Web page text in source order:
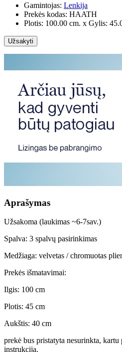
Gamintojas: Lenkija
Prekės kodas: HAATH
Plotis: 100.00 cm. x Gylis:
Užsakyti
Aprašymas
Užsakoma (laukimas ~6-7sav.)
Spalva: 3 spalvų pasirinkimas
Medžiaga: velvetas / chromuotas
Prekės išmatavimai:
Ilgis: 100 cm
Plotis: 45 cm
Aukštis: 40 cm
prekė bus pristatyta nesurinkta,
instrukcija.